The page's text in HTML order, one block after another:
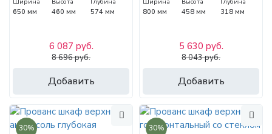
650 мм 460 мм 574 мм
Добавить
6 087 руб.
8 696 руб.
800 мм 458 мм 318 мм
Добавить
5 630 руб.
8 043 руб.
30% 30%